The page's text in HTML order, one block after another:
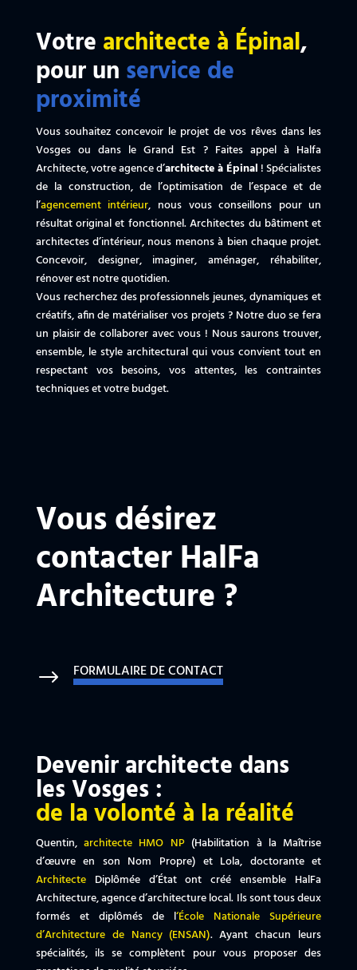
Votre architecte à Épinal,
pour un service de
proximité
Vous souhaitez concevoir le projet de vos rêves dans les
Vosges ou dans le Grand Est ? Faites appel à Halfa
Architecte, votre agence d’architecte à Épinal ! Spécialistes
de la construction, de l’optimisation de l’espace et de
l’agencement intérieur, nous vous conseillons pour un
résultat original et fonctionnel. Architectes du bâtiment et
architectes d’intérieur, nous menons à bien chaque projet.
Concevoir, designer, imaginer, aménager, réhabiliter,
rénover est notre quotidien.
Vous recherchez des professionnels jeunes, dynamiques et
créatifs, afin de matérialiser vos projets ? Notre duo se fera
un plaisir de collaborer avec vous ! Nous saurons trouver,
ensemble, le style architectural qui vous convient tout en
respectant vos besoins, vos attentes, les contraintes
techniques et votre budget.
Vous désirez
contacter HalFa
Architecture ?
$ FORMULAIRE DE CONTACT
Devenir architecte dans
les Vosges :
de la volonté à la réalité
Quentin,architecte HMO NP(Habilitation à la Maîtrise
d’œuvre en son Nom Propre) et Lola, doctorante et
ArchitecteDiplômée d’État ont créé ensemble HalFa
Architecture, agence d’architecture local. Ils sont tous deux
formés et diplômés de l‘École Nationale Supérieure
d’Architecture de Nancy (ENSAN). Ayant chacun leurs
spécialités, ils se complètent pour vous proposer des